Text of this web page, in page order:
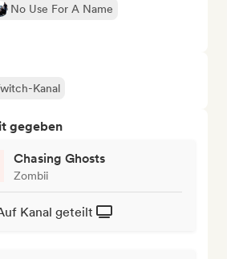
No Use For A Name
Kanal
gegeben
Chasing Ghosts
Zombii
Kanal geteilt